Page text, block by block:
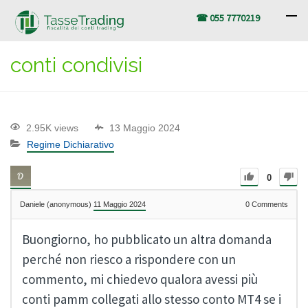
☎ 055 7770219
conti condivisi
2.95K views
13 Maggio 2024
Regime Dichiarativo
0
Daniele (anonymous) 11 Maggio 2024 0 Comments
Buongiorno, ho pubblicato un altra domanda
perché non riesco a rispondere con un
commento, mi chiedevo qualora avessi più
conti pamm collegati allo stesso conto MT4 se i